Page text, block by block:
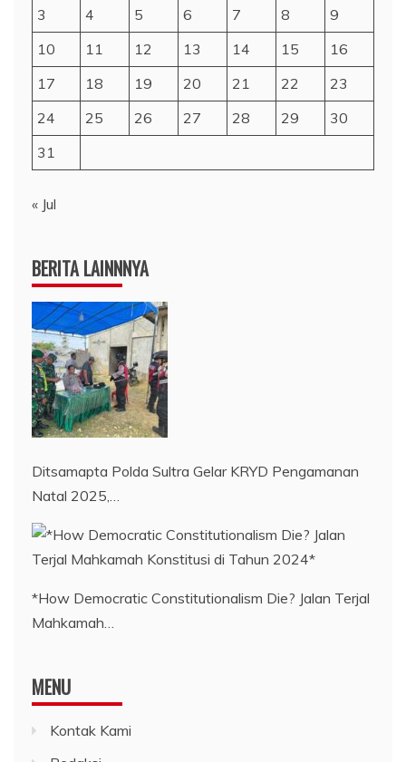
3
4 5 6 7 8
9
10
11 12 13 14 15
16
17
18 19 20 21 22
23
24
25 26 27 28 29
30
31
« Jul
BERITA LAINNNYA
Ditsamapta Polda Sultra Gelar KRYD Pengamanan
Natal 2025,…
*How Democratic Constitutionalism Die? Jalan Terjal
Mahkamah…
MENU
Kontak Kami